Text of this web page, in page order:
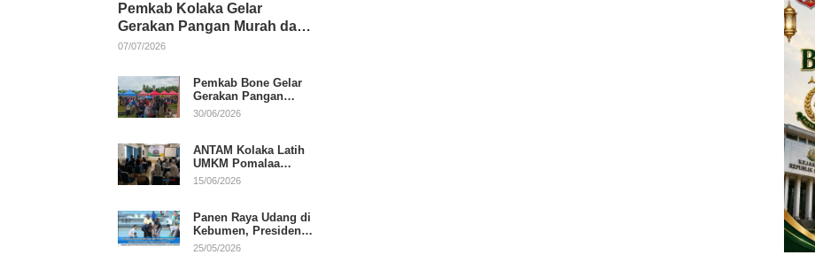
Pemkab Kolaka Gelar
Gerakan Pangan Murah dan
Salurkan Pupuk Organik
07/07/2026
Pemkab Bone Gelar
Gerakan Pangan
Murah, Warga Serbu
30/06/2026
ANTAM Kolaka Latih
UMKM Pomalaa
Kembangkan Produk
15/06/2026
Panen Raya Udang di
Kebumen, Presiden
Prabowo Tekankan
25/05/2026